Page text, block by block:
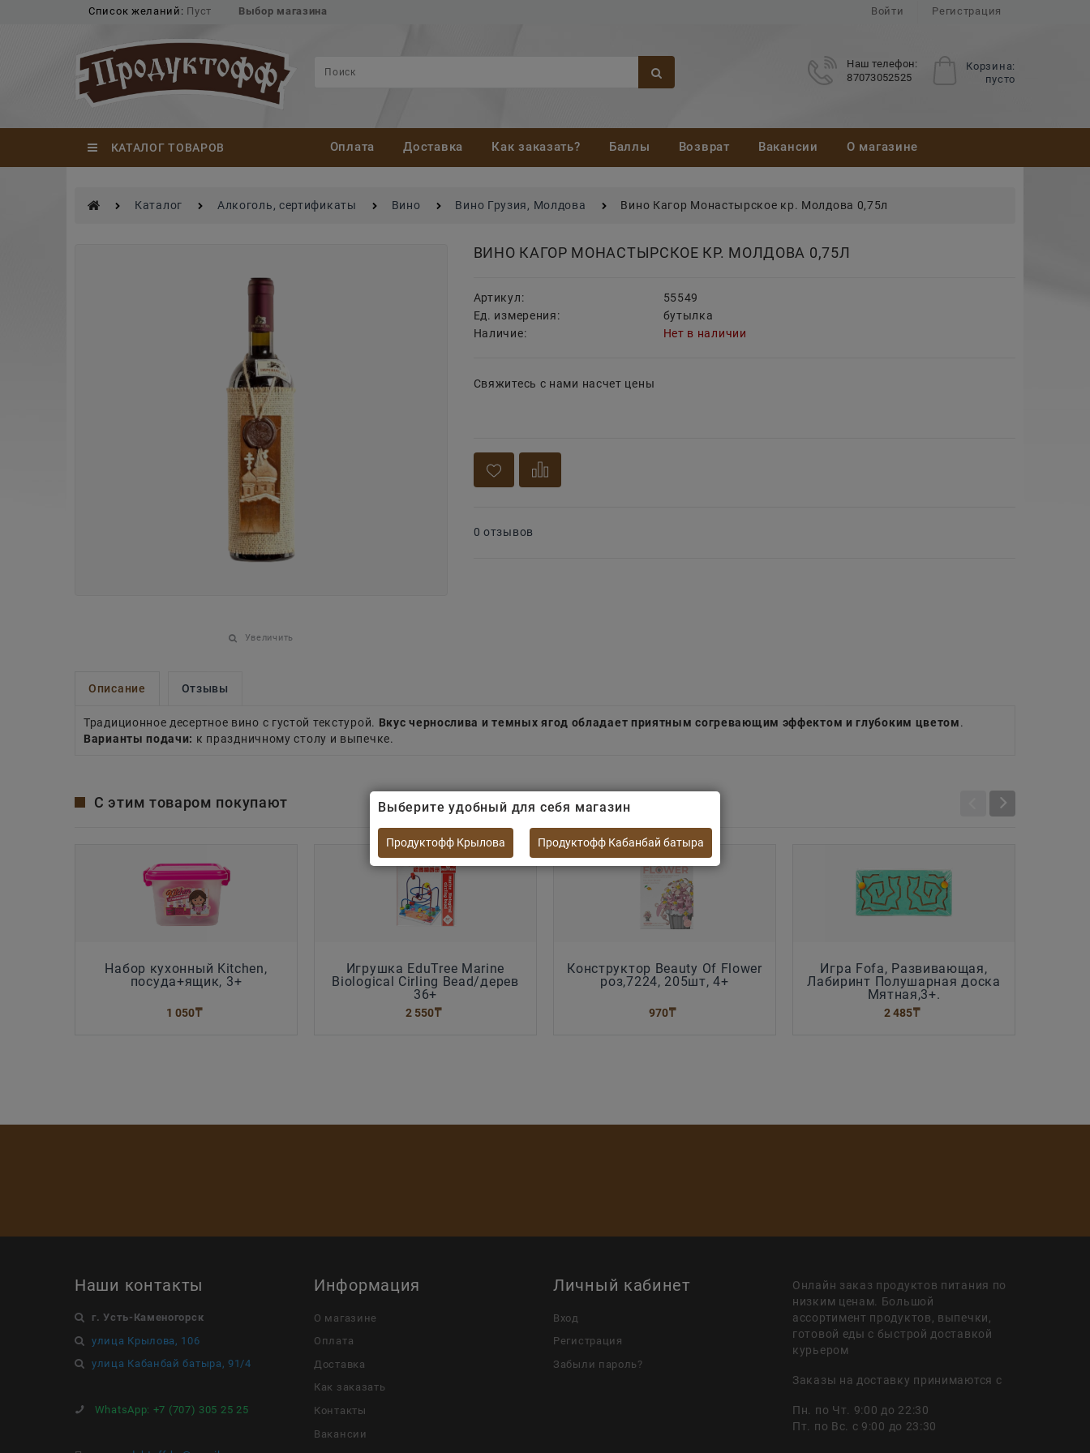
Список желаний: Пуст Выбор магазина Войти Регистрация
Корзина:
пусто
Наш телефон:
87073052525
КАТАЛОГ ТОВАРОВ Оплата Доставка Как заказать? Баллы Возврат Вакансии О магазине
Каталог Алкоголь, сертификаты Вино Вино Грузия, Молдова Вино Кагор Монастырское кр. Молдова 0,75л
Увеличить
ВИНО КАГОР МОНАСТЫРСКОЕ КР. МОЛДОВА 0,75Л
Артикул:
55549
Ед. измерения:
бутылка
Наличие:
Нет в наличии
Свяжитесь с нами насчет цены
0 отзывов
Описание Отзывы
Традиционное десертное вино с густой текстурой. Вкус чернослива и темных ягод обладает приятным согревающим эффектом и глубоким цветом.
Варианты подачи: к праздничному столу и выпечке.
С этим товаром покупают
Hабор кухонный Kitchen,
посуда+ящик, 3+
1 050₸
Игрушка EduTree Marine
Biological Cirling Bead/дерев
36+
2 550₸
Конструктор Beauty Of Flower
роз,7224, 205шт, 4+
970₸
Игра Fofa, Развивающая,
Лабиринт Полушарная доска
Мятная,3+.
2 485₸
Наши контакты
г. Усть-Каменогорск
улица Крылова, 106
улица Кабанбай батыра, 91/4
WhatsApp: +7 (707) 305 25 25
Информация
О магазине
Оплата
Доставка
Как заказать
Контакты
Вакансии
Личный кабинет
Вход
Регистрация
Забыли пароль?
Онлайн заказ продуктов питания по
низким ценам. Большой
ассортимент продуктов, выпечки,
готовой еды с быстрой доставкой
курьером
Заказы на доставку принимаются с
Пн. по Чт. 9:00 до 22:30
Пт. по Вс. с 9:00 до 23:30
Выберите удобный для себя магазин
Продуктофф Крылова Продуктофф Кабанбай батыра